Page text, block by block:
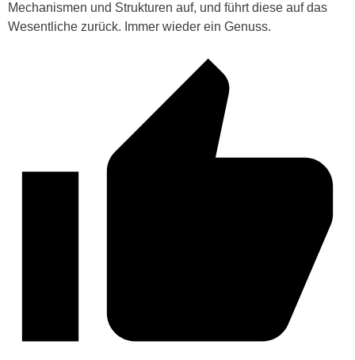
Mechanismen und Strukturen auf, und führt diese auf das
Wesentliche zurück. Immer wieder ein Genuss.